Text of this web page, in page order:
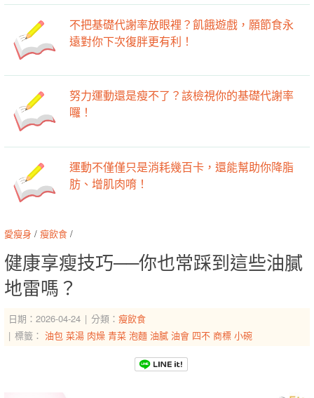
不把基礎代謝率放眼裡？飢餓遊戲，願節食永
遠對你下次復胖更有利！
努力運動還是瘦不了？該檢視你的基礎代謝率
囉！
運動不僅僅只是消耗幾百卡，還能幫助你降脂
肪、增肌肉唷！
愛瘦身 / 瘦飲食 /
健康享瘦技巧──你也常踩到這些油膩
地雷嗎？
日期：2026-04-24 分類： 瘦飲食
標籤： 油包 菜湯 肉燥 青菜 泡麵 油膩 油會 四不 商標 小碗